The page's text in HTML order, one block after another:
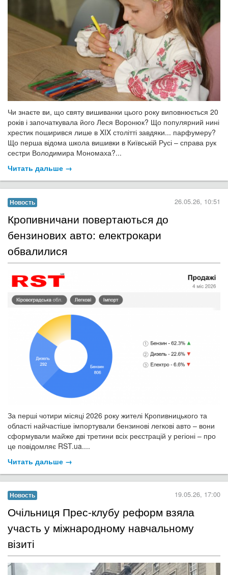
Чи знаєте ви, що святу вишиванки цього року виповнюється 20
років і започаткувала його Леся Воронюк? Що популярний нині
хрестик поширився лише в XIX столітті завдяки... парфумеру?
Що перша відома школа вишивки в Київській Русі – справа рук
сестри Володимира Мономаха?...
Читать дальше →
Новость 26.05.26, 10:51
​Кропивничани повертаються до
бензинових авто: електрокари
обвалилися
За перші чотири місяці 2026 року жителі Кропивницького та
області найчастіше імпортували бензинові легкові авто – вони
сформували майже дві третини всіх реєстрацій у регіоні – про
це повідомляє RST.ua....
Читать дальше →
Новость 19.05.26, 17:00
Очільниця Прес-клубу реформ взяла
участь у міжнародному навчальному
візиті